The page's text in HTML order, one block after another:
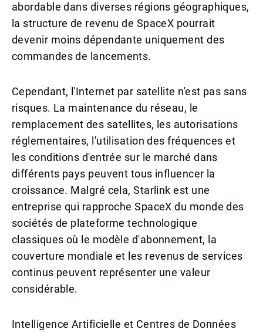
abordable dans diverses régions géographiques,
la structure de revenu de SpaceX pourrait
devenir moins dépendante uniquement des
commandes de lancements.
Cependant, l'Internet par satellite n'est pas sans
risques. La maintenance du réseau, le
remplacement des satellites, les autorisations
réglementaires, l'utilisation des fréquences et
les conditions d'entrée sur le marché dans
différents pays peuvent tous influencer la
croissance. Malgré cela, Starlink est une
entreprise qui rapproche SpaceX du monde des
sociétés de plateforme technologique
classiques où le modèle d'abonnement, la
couverture mondiale et les revenus de services
continus peuvent représenter une valeur
considérable.
Intelligence Artificielle et Centres de Données